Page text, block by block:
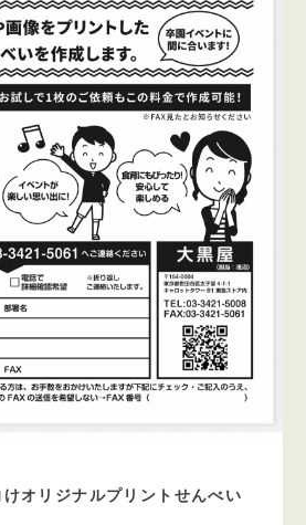
オリジナルプリントせんべい